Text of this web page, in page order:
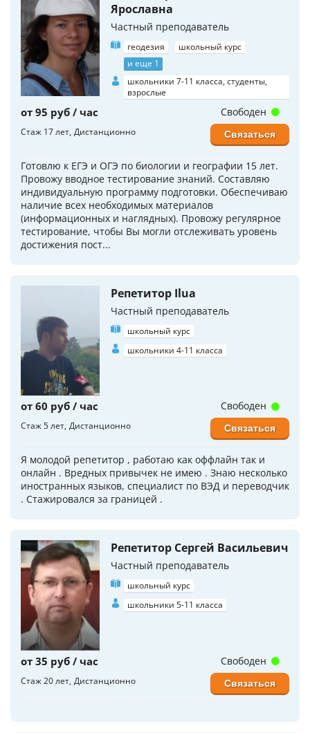
Ярославна
Частный преподаватель
геодезия
школьный курс
и еще 1
школьники 7-11 класса, студенты,
взрослые
от 95 руб / час
Стаж 17 лет Дистанционно
Готовлю к ЕГЭ и ОГЭ по биологии и географии 15 лет.
Провожу вводное тестирование знаний. Составляю
индивидуальную программу подготовки. Обеспечиваю
наличие всех необходимых материалов
(информационных и наглядных). Провожу регулярное
тестирование, чтобы Вы могли отслеживать уровень
достижения пост...
Свободен
Связаться
Репетитор Ilua
Частный преподаватель
школьный курс
школьники 4-11 класса
от 60 руб / час
Стаж 5 лет Дистанционно
Я молодой репетитор , работаю как оффлайн так и
онлайн . Вредных привычек не имею . Знаю несколько
иностранных языков, специалист по ВЭД и переводчик
. Стажировался за границей .
Свободен
Связаться
Репетитор Сергей Васильевич
Частный преподаватель
школьный курс
школьники 5-11 класса
от 35 руб / час
Стаж 20 лет Дистанционно
Свободен
Связаться